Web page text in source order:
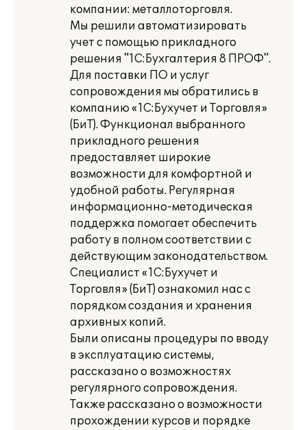
компании: металлоторговля.
Мы решили автоматизировать
учет с помощью прикладного
решения "1С:Бухгалтерия 8 ПРОФ".
Для поставки ПО и услуг
сопровождения мы обратились в
компанию «1С:Бухучет и Торговля»
(БиТ). Функционал выбранного
прикладного решения
предоставляет широкие
возможности для комфортной и
удобной работы. Регулярная
информационно-методическая
поддержка помогает обеспечить
работу в полном соответствии с
действующим законодательством.
Специалист «1С:Бухучет и
Торговля» (БиТ) ознакомил нас с
порядком создания и хранения
архивных копий.
Были описаны процедуры по вводу
в эксплуатацию системы,
рассказано о возможностях
регулярного сопровождения.
Также рассказано о возможности
прохождении курсов и порядке